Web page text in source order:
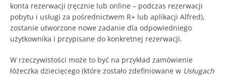
konta rezerwacji (ręcznie lub online – podczas rezerwacji
pobytu i usługi za pośrednictwem R+ lub aplikacji Alfred),
zostanie utworzone nowe zadanie dla odpowiedniego
użytkownika i przypisane do konkretnej rezerwacji.
W rzeczywistości może to być na przykład zamówienie
łóżeczka dziecięcego (które zostało zdefiniowane w Usługach